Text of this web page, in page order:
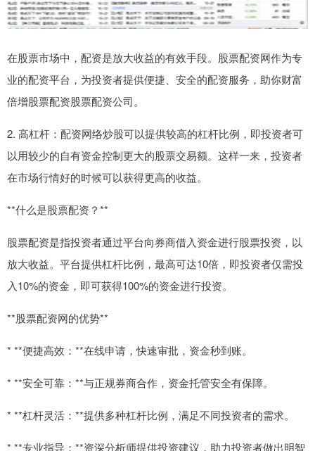
在股票市场中，配资是放大收益的有效手段。股票配资网作为专
业的配资平台，为投资者提供便捷、安全的配资服务，助你财富
倍增股票配资股票配资公司。
2. 高杠杆：配资网络炒股可以提供较高的杠杆比例，即投资者可
以用较少的自有资金控制更大的股票交易额。这样一来，投资者
在市场行情好的时候可以获得更高的收益。
**什么是股票配资？**
股票配资是指投资者通过平台向券商借入资金进行股票投资，以
放大收益。平台提供杠杆比例，最高可达10倍，即投资者仅需投
入10%的资金，即可获得100%的资金进行投资。
**股票配资网的优势**
* **便捷高效：**在线申请，快速审批，资金秒到账。
* **安全可靠：**与正规券商合作，资金托管安全有保障。
* **杠杆灵活：**提供多种杠杆比例，满足不同投资者的需求。
* **专业指导：**资深分析师提供投资建议，助力投资者做出明智